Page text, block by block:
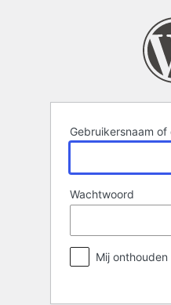
Gebruikersnaam
Wachtwoord
Mij onthouden